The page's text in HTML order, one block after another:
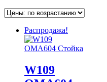
Распродажа!
W109